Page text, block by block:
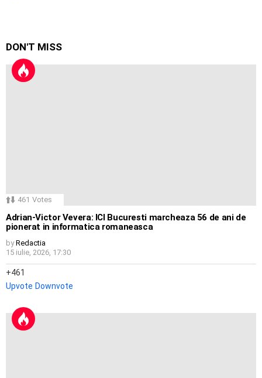
DON'T MISS
461 Votes
Adrian-Victor Vevera: ICI Bucuresti marcheaza 56 de ani de
pionerat in informatica romaneasca
by Redactia
15 iulie, 2026, 17:30
461
Upvote Downvote